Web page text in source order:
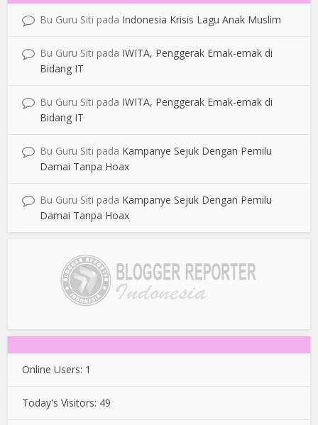
Bu Guru Siti pada Indonesia Krisis Lagu Anak Muslim
Bu Guru Siti pada IWITA, Penggerak Emak-emak di
Bidang IT
Bu Guru Siti pada IWITA, Penggerak Emak-emak di
Bidang IT
Bu Guru Siti pada Kampanye Sejuk Dengan Pemilu
Damai Tanpa Hoax
Bu Guru Siti pada Kampanye Sejuk Dengan Pemilu
Damai Tanpa Hoax
Online Users: 1
Today's Visitors: 49